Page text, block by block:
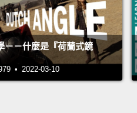
－－什麼是『荷蘭式鏡
• 2022-03-10